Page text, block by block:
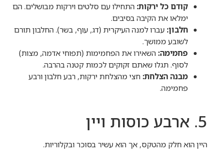
קודם כל ירקות: התחילו עם סלטים וירקות מבושלים. הם
ימלאו את הקיבה בסיבים.
חלבון: עברו למנה העיקרית (דג, עוף, בשר). החלבון תורם
לשובע ממושך.
פחמימה: השאירו את הפחמימות (תפוחי אדמה, מצות)
לסוף. תגלו שאתם זקוקים לכמות קטנה בהרבה.
מבנה הצלחת: חצי מהצלחת ירקות, רבע חלבון ורבע
פחמימה.
5. ארבע כוסות ויין
היין הוא חלק מהטקס, אך הוא עשיר בסוכר ובקלוריות.
האתר שלנו משתמש בעוגיות כדי לאסוף מידע